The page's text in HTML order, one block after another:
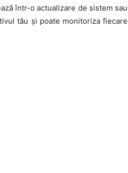
într-o actualizare de sistem sau
tău și poate monitoriza fiecare